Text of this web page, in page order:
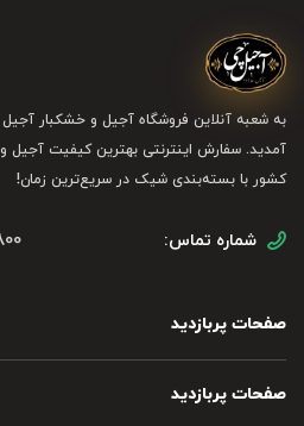
آمدید. سفارش اینترنتی بهترین کیفیت آجیل و
کشور با بسته‌بندی شیک در سریع‌ترین زمان!
شماره تماس:
صفحات پربازدید
صفحات پربازدید